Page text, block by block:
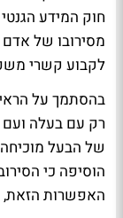
חוק המידע
מסירובו של
לקבוע קשרי
בהסתמך על
רק עם בעלה
של הבעל
הוסיפה כי
האפשרות הזאת,